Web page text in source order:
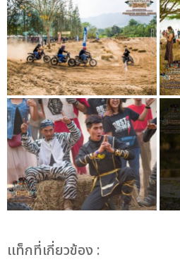
เเท็กที่เกี่ยวข้อง :